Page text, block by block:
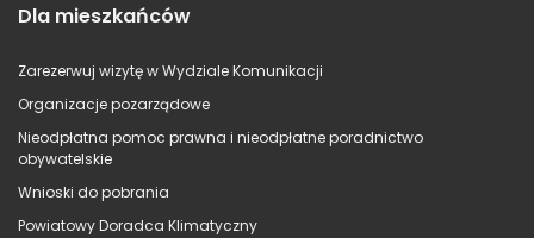
Dla mieszkańców
Zarezerwuj wizytę w Wydziale Komunikacji
Organizacje pozarządowe
Nieodpłatna pomoc prawna i nieodpłatne poradnictwo
obywatelskie
Wnioski do pobrania
Powiatowy Doradca Klimatyczny